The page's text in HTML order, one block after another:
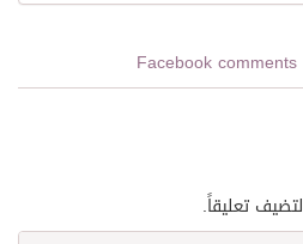
Facebook comments
لتضيف تعليقاً.